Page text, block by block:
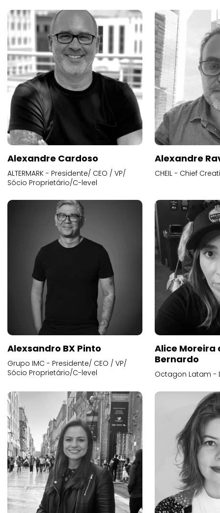
Alexandre Cardoso
ALTERMARK - Presidente/ CEO / VP/
Sócio Proprietário/C-level
Alexandre
CHEIL - Chief
Alexsandro BX Pinto
Grupo IMC - Presidente/ CEO / VP/
Sócio Proprietário/C-level
Alice
Bernardo
Octagon Latam -